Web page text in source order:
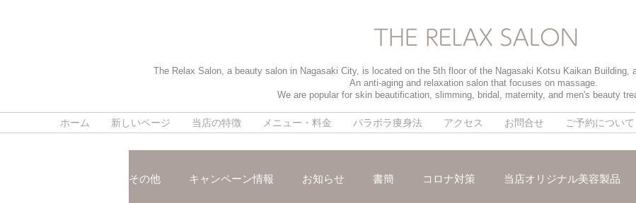
The Relax Salon, a beauty salon in Nagasaki City, is located on the 5th floor of the Nagasaki Kotsu Kaikan Building,
An anti-aging and relaxation salon that focuses on massage.
We are popular for skin beautification, slimming, bridal, maternity, and men's beauty
ホーム 新しいページ 当店の特徴 メニュー・料金 パラボラ痩身法 アクセス お問合せ ご予約について
その他 キャンペーン情報 お知らせ 書簡 コロナ対策 当店オリジナル美容製品